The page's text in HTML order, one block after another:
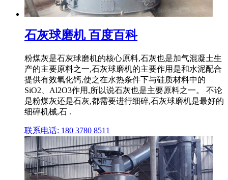
石灰球磨机 百度百科
粉煤灰是石灰球磨机的核心原料,石灰也是加气混凝土生
产的主要原料之一,石灰球磨机的主要作用是和水泥配合
提供有效氧化钙,使之在水热条件下与硅质材料中的
SiO2、Al2O3作用,所以说石灰也是主要原料之一。 不论
是粉煤灰还是石灰,都需要进行细碎,石灰球磨机是最好的
细碎机械,石 .
联系电话: 180 3780 8511